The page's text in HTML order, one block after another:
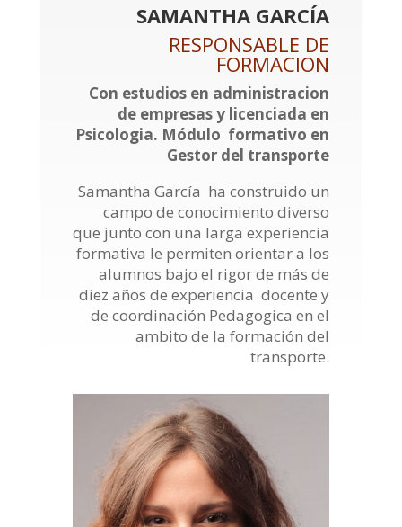
SAMANTHA GARCÍA
RESPONSABLE DE
FORMACION
Con estudios en administracion
de empresas y licenciada en
Psicologia. Módulo formativo en
Gestor del transporte
Samantha García ha construido un
campo de conocimiento diverso
que junto con una larga experiencia
formativa le permiten orientar a los
alumnos bajo el rigor de más de
diez años de experiencia docente y
de coordinación Pedagogica en el
ambito de la formación del
transporte.